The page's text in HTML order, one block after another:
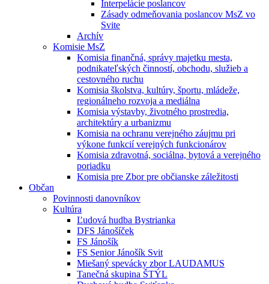
Interpelácie poslancov
Zásady odmeňovania poslancov MsZ vo
Svite
Archív
Komisie MsZ
Komisia finančná, správy majetku mesta,
podnikateľských činností, obchodu, služieb a
cestovného ruchu
Komisia školstva, kultúry, športu, mládeže,
regionálneho rozvoja a mediálna
Komisia výstavby, životného prostredia,
architektúry a urbanizmu
Komisia na ochranu verejného záujmu pri
výkone funkcií verejných funkcionárov
Komisia zdravotná, sociálna, bytová a verejného
poriadku
Komisia pre Zbor pre občianske záležitosti
Občan
Povinnosti danovníkov
Kultúra
Ľudová hudba Bystrianka
DFS Jánošíček
FS Jánošík
FS Senior Jánošík Svit
Miešaný spevácky zbor LAUDAMUS
Tanečná skupina ŠTÝL